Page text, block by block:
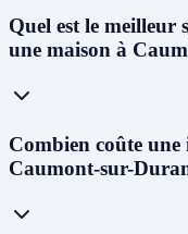
Quel est le meilleur
une maison à
À Caumont-sur-Durance,
chauds
(dépassant
air-air réversible multi-
économique. Pour
Combien coûte
Caumont-sur-